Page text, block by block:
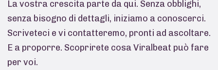
La vostra crescita parte da qui. Senza obblighi,
senza bisogno di dettagli, iniziamo a conoscerci.
Scriveteci e vi contatteremo, pronti ad ascoltare.
E a proporre. Scoprirete cosa Viralbeat può fare
per voi.